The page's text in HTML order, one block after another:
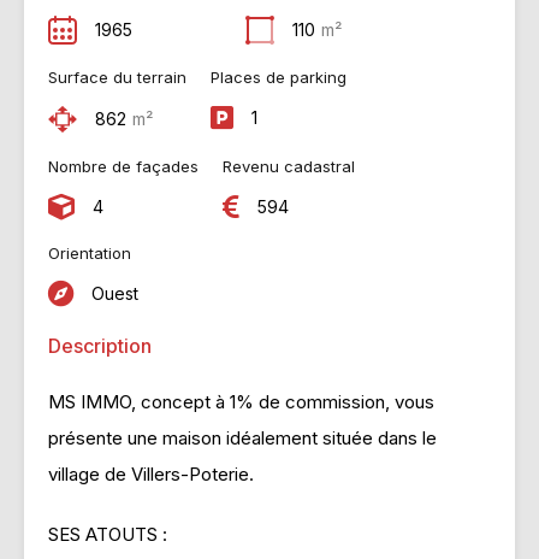
1965 110 m²
Surface du terrain
862 m²
Places de parking
1
Nombre de façades
4
Revenu cadastral
594
Orientation
Ouest
Description
MS IMMO, concept à 1% de commission, vous
présente une maison idéalement située dans le
village de Villers-Poterie.
SES ATOUTS :